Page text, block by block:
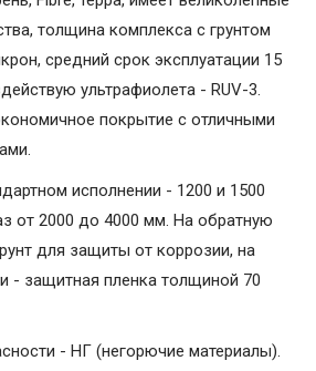
толщина комплекса с грунтом
средний срок эксплуатации 15
ультрафиолета - RUV-3.
покрытие с отличными
исполнении - 1200 и 1500
от 2000 до 4000 мм. На обратную
для защиты от коррозии, на
- защитная пленка толщиной 70
- НГ (негорючие материалы).